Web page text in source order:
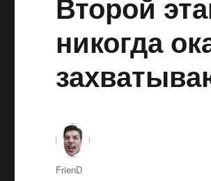
в
Картинг-
Центре».
никогда
Автор
FrienD